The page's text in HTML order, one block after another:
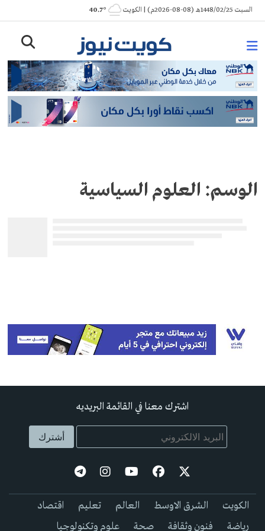
Skip
to
السبت 1448/02/25هـ (08-08-2026م) | الكويت ° 40.7
الوسم: العلوم السياسية
اشترك معنا في القائمة البريديه
الكويت الشرق الاوسط العالم تعليم
اقتصاد
رياضة
فنون وثقافة صحة علوم وتكنولوجيا